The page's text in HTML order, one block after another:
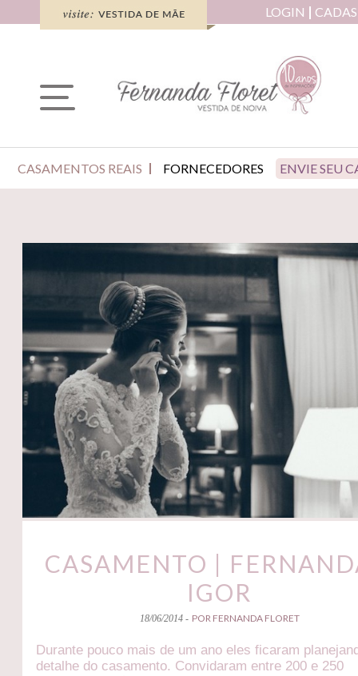
LOGIN
CASAMENTOS REAIS FORNECEDORES ENVIE SEU
CASAMENTO |
IGOR
18/06/2014 - POR FERNANDA FLORET
Durante pouco mais de um ano eles ficaram
detalhe do casamento. Convidaram entre 200 e 250